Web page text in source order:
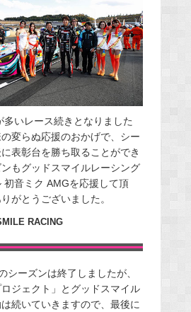
多いレース続きとなりました
変らぬ応援のおかげで、シー
表彰台を勝ち取ることができ
もグッドスマイルレーシング
初音ミク AMGを応援して頂
がとうございました。
RACING
シーズンは終了しましたが、
ロジェクト」とグッドスマイル
続いていきますので、最後に